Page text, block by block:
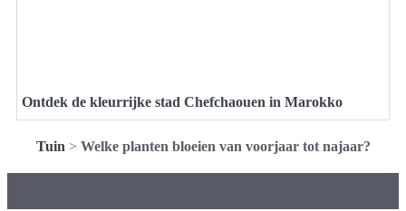
Ontdek de kleurrijke stad Chefchaouen in Marokko
Tuin > Welke planten bloeien van voorjaar tot najaar?